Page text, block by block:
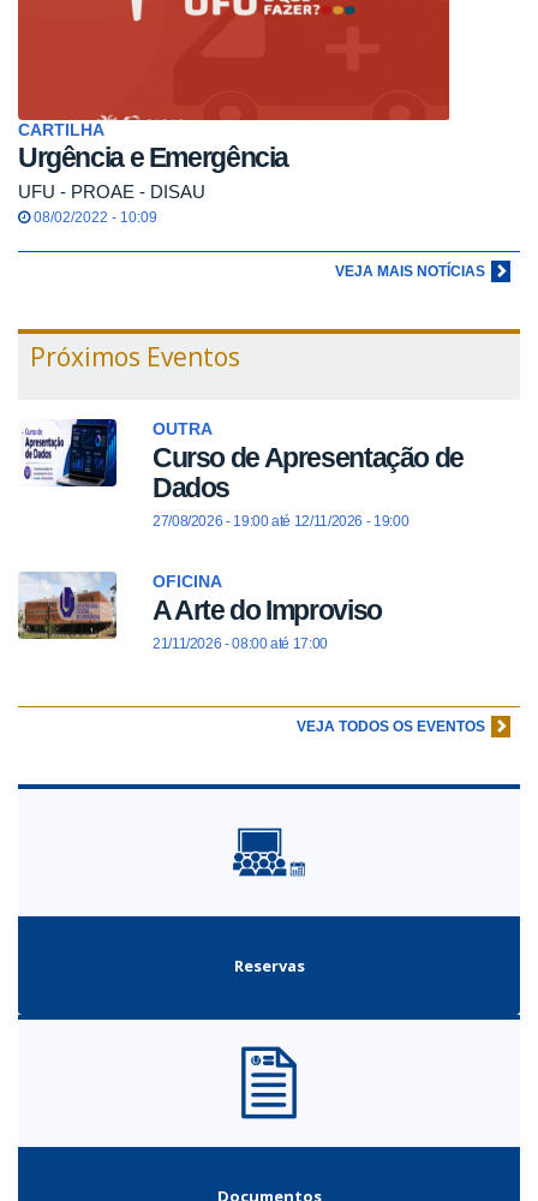
CARTILHA
Urgência e Emergência
UFU - PROAE - DISAU
08/02/2022 - 10:09
VEJA MAIS NOTÍCIAS
Próximos Eventos
OUTRA
Curso de Apresentação de
Dados
27/08/2026 - 19:00até 12/11/2026 - 19:00
OFICINA
A Arte do Improviso
21/11/2026 -08:00até 17:00
VEJA TODOS OS EVENTOS
Reservas
Documentos